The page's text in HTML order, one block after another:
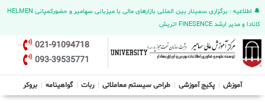
🔔 اطلاعیه : برگزاری سمینار بین المللی بازارهای مالی با میزبانی سهامیر و حضورکمپانی HELMEN
کانادا و مدیر ارشد FINESENCE اتریش
021-91094718
093-39535771
آموزش پکیج آموزشی طراحی سیستم معاملاتی ربات گواهینامه بروکر